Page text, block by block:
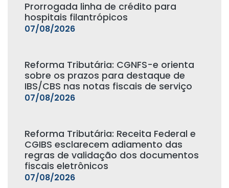
Prorrogada linha de crédito para
hospitais filantrópicos
07/08/2026
Reforma Tributária: CGNFS-e orienta
sobre os prazos para destaque de
IBS/CBS nas notas fiscais de serviço
07/08/2026
Reforma Tributária: Receita Federal e
CGIBS esclarecem adiamento das
regras de validação dos documentos
fiscais eletrônicos
07/08/2026